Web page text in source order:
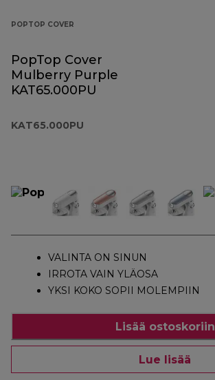
POPTOP COVER
PopTop Cover
Mulberry Purple
KAT65.000PU
KAT65.000PU
VALINTA ON SINUN
IRROTA VAIN YLÄOSA
YKSI KOKO SOPII MOLEMPIIN
Lisää ostoskoriin
Lue lisää